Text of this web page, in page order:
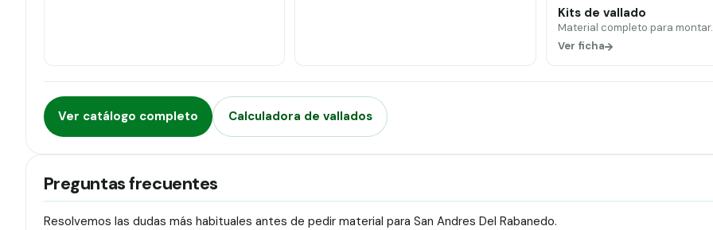
Kits de vallado
Material completo para montar.
Ver ficha
Ver catálogo completo Calculadora de vallados
Preguntas frecuentes
Resolvemos las dudas más habituales antes de pedir material para San Andres Del Rabanedo.